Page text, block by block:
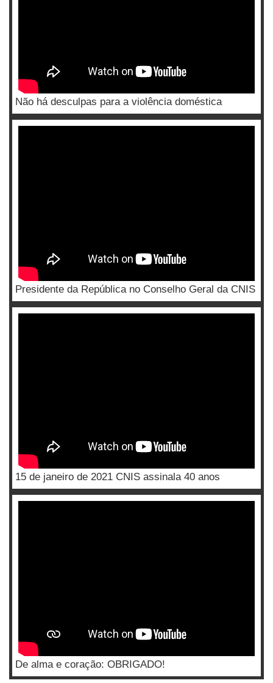
Não há desculpas para a violência doméstica
Presidente da República no Conselho Geral da CNIS
15 de janeiro de 2021 CNIS assinala 40 anos
De alma e coração: OBRIGADO!